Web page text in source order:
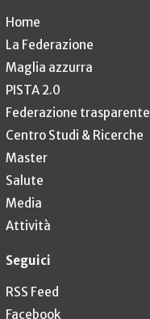
Home
La Federazione
Maglia azzurra
PISTA 2.0
Federazione trasparente
Centro Studi & Ricerche
Master
Salute
Media
Attività
Seguici
RSS Feed
Facebook